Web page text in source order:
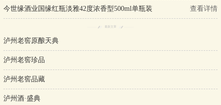
今世缘酒业国缘红瓶淡雅42度浓香型500ml单瓶装 查看详情
最新文章
泸州老窖原酿天典
泸州老窖珍品
泸州老窖品藏
泸州酒·盛典